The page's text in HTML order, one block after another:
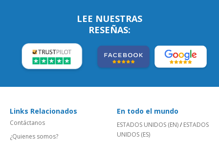
LEE NUESTRAS
RESEÑAS:
Links Relacionados
Contáctanos
¿Quienes somos?
En todo el mundo
ESTADOS UNIDOS (EN)/ ESTADOS
UNIDOS (ES)